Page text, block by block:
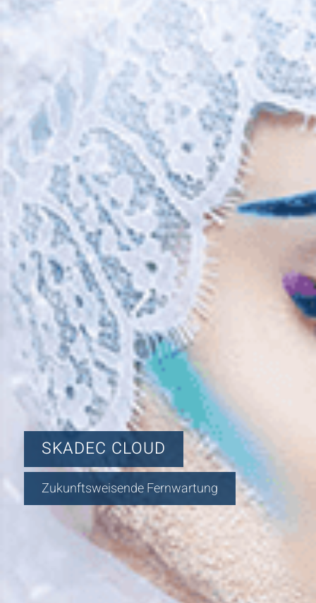
SKADEC CLOUD
Zukunftsweisende Fernwartung